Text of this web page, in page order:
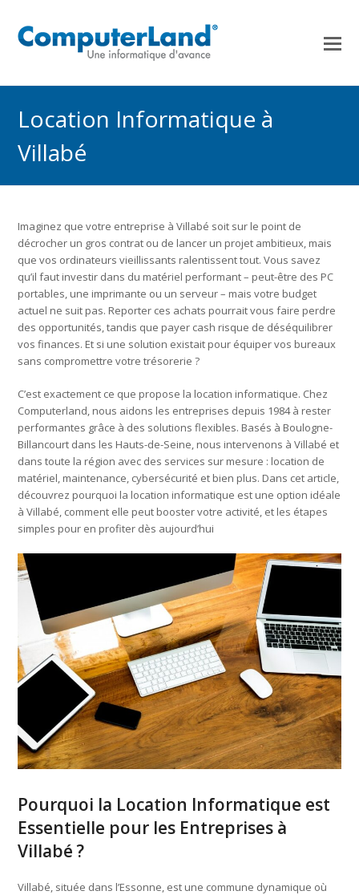
Location Informatique à
Villabé
Imaginez que votre entreprise à Villabé soit sur le point de
décrocher un gros contrat ou de lancer un projet ambitieux, mais
que vos ordinateurs vieillissants ralentissent tout. Vous savez
qu’il faut investir dans du matériel performant – peut-être des PC
portables, une imprimante ou un serveur – mais votre budget
actuel ne suit pas. Reporter ces achats pourrait vous faire perdre
des opportunités, tandis que payer cash risque de déséquilibrer
vos finances. Et si une solution existait pour équiper vos bureaux
sans compromettre votre trésorerie ?
C’est exactement ce que propose la location informatique. Chez
Computerland, nous aidons les entreprises depuis 1984 à rester
performantes grâce à des solutions flexibles. Basés à Boulogne-
Billancourt dans les Hauts-de-Seine, nous intervenons à Villabé et
dans toute la région avec des services sur mesure : location de
matériel, maintenance, cybersécurité et bien plus. Dans cet article,
découvrez pourquoi la location informatique est une option idéale
à Villabé, comment elle peut booster votre activité, et les étapes
simples pour en profiter dès aujourd’hui
Pourquoi la Location Informatique est
Essentielle pour les Entreprises à
Villabé ?
Villabé, située dans l’Essonne, est une commune dynamique où